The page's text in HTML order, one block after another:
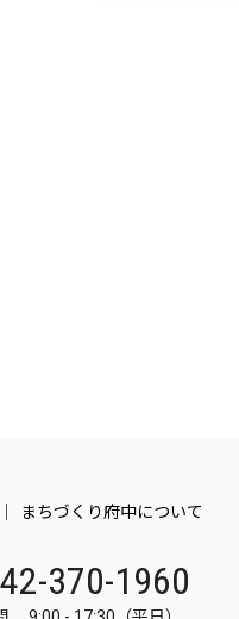
まちづくり府中について
370-1960